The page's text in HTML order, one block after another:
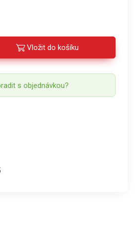
Vložit do košíku
s objednávkou?